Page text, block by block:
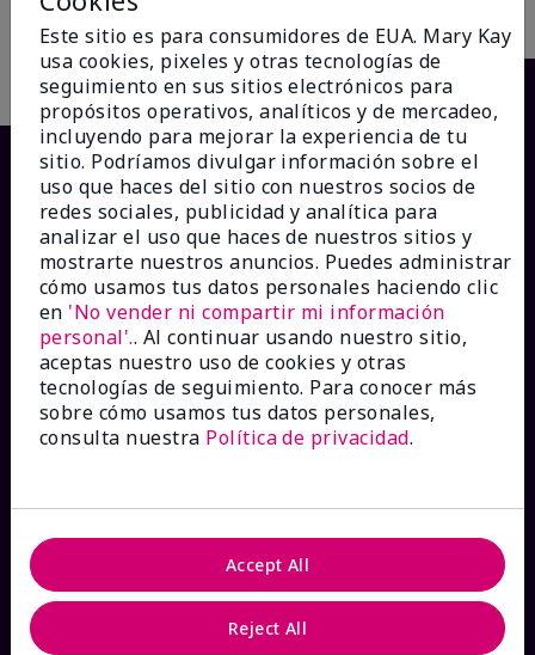
Descripción
¿CÓMO PODEMOS AYUDAR?
Recibe e-mails
Contáctanos
Catálogos interactivos
Este sitio es para consumidores de EUA. Mary Kay
usa cookies, pixeles y otras tecnologías de
seguimiento en sus sitios electrónicos para
propósitos operativos, analíticos y de mercadeo,
incluyendo para mejorar la experiencia de tu
sitio. Podríamos divulgar información sobre el
uso que haces del sitio con nuestros socios de
redes sociales, publicidad y analítica para
analizar el uso que haces de nuestros sitios y
mostrarte nuestros anuncios. Puedes administrar
cómo usamos tus datos personales haciendo clic
en 'No vender ni compartir mi información
personal'.. Al continuar usando nuestro sitio,
aceptas nuestro uso de cookies y otras
tecnologías de seguimiento. Para conocer más
sobre cómo usamos tus datos personales,
consulta nuestra Política de privacidad.
Reject All
Accept All